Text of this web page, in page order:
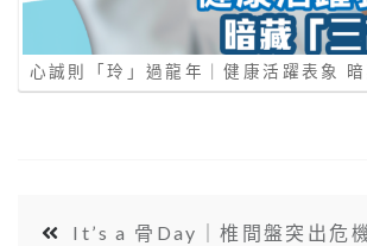
心誠則「玲」過龍年｜健康活躍表象
It’s a 骨Day｜椎間盤突出危